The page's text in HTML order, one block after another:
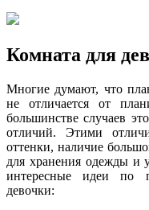
Комната для
Многие думают, что
не отличается от
большинстве случаев
отличий. Этими
оттенки, наличие
для хранения одежды и
интересные идеи по
девочки: